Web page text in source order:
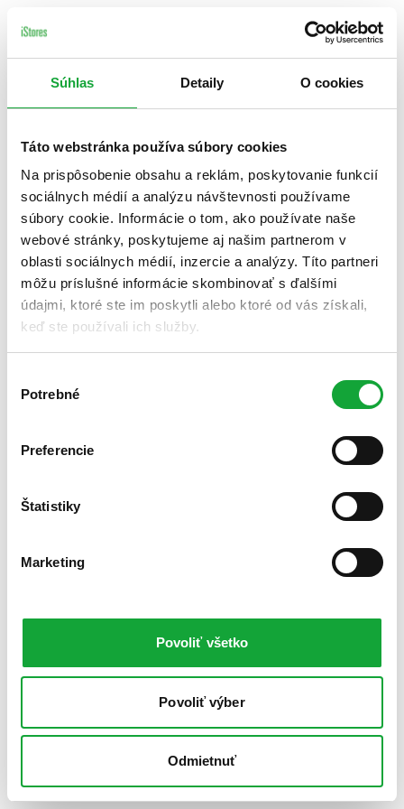
Súhlas Detaily O cookies
Táto webstránka používa súbory cookies
Na prispôsobenie obsahu a reklám, poskytovanie funkcií
sociálnych médií a analýzu návštevnosti používame
súbory cookie. Informácie o tom, ako používate naše
webové stránky, poskytujeme aj našim partnerom v
oblasti sociálnych médií, inzercie a analýzy. Títo partneri
môžu príslušné informácie skombinovať s ďalšími
údajmi, ktoré ste im poskytli alebo ktoré od vás získali,
keď ste používali ich služby.
súhlasu
Potrebné
Preferencie
Štatistiky
Marketing
Povoliť všetko
Povoliť výber
Odmietnuť